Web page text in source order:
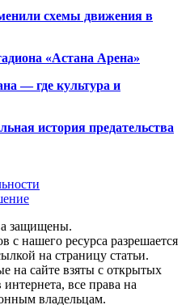
схемы движения в
«Астана Арена»
— где культура и
история предательства
защищены.
с нашего ресурса разрешается
на страницу статьи.
на сайте взяты с открытых
все права на
владельцам.